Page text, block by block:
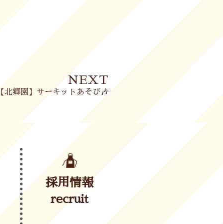
NEXT
【北郷園】サーキットあそび🎶
採用情報
recruit